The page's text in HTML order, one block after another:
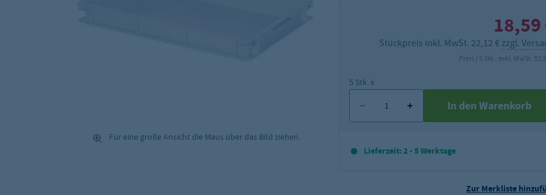
Für eine große Ansicht die Maus über das Bild ziehen.
18,59
Stückpreis inkl. MwSt. 22,12 € zzgl.
Preis / 5 Stk.: exkl. MwSt.
5 Stk. x
In den Warenkorb
Lieferzeit: 2 - 5 Werktage
Zur Merkliste